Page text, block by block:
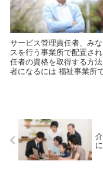
サービス管理責任者、み
スを行う事業所で配置さ
任者の資格を取得する方
者になるには 福祉事業所